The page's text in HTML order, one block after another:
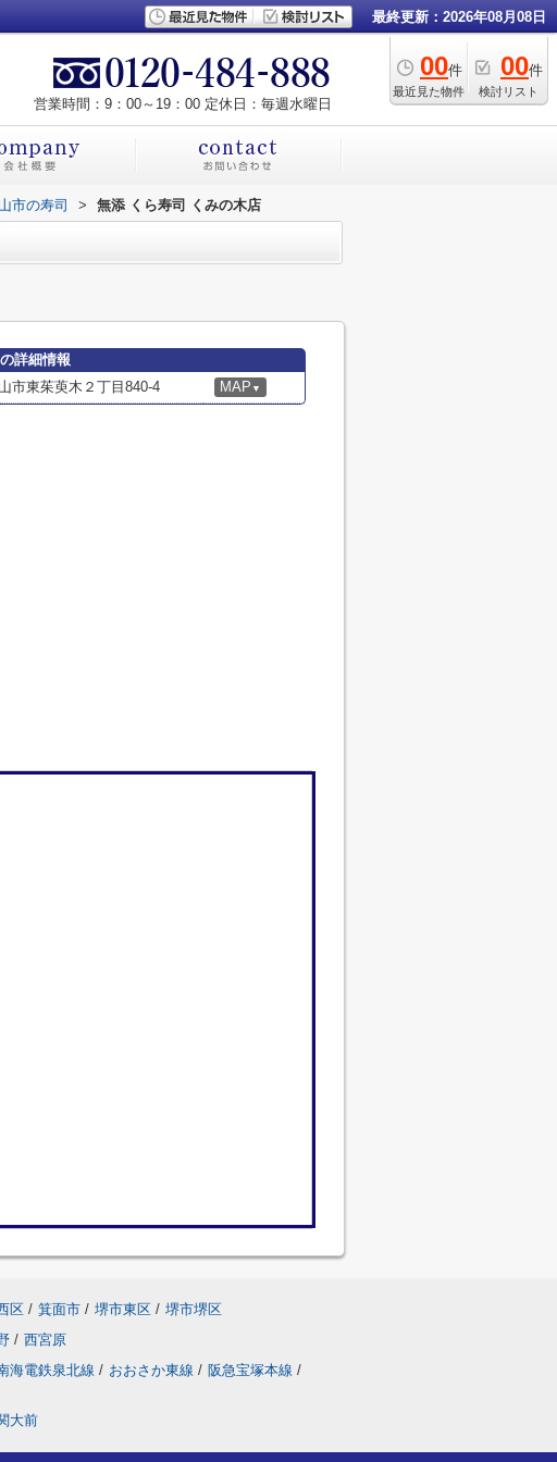
最終更新：2026年08月08日
00件
最近見た物件
00件
検討リスト
営業時間：9：00～19：00 定休日：毎週水曜日
市の寿司 > 無添 くら寿司 くみの木店
詳細情報
市東茱萸木２丁目840-4 MAP ▼
区 / 箕面市 / 堺市東区 / 堺市堺区
/ 西宮原
海電鉄泉北線 / おおさか東線 / 阪急宝塚本線 /
大前